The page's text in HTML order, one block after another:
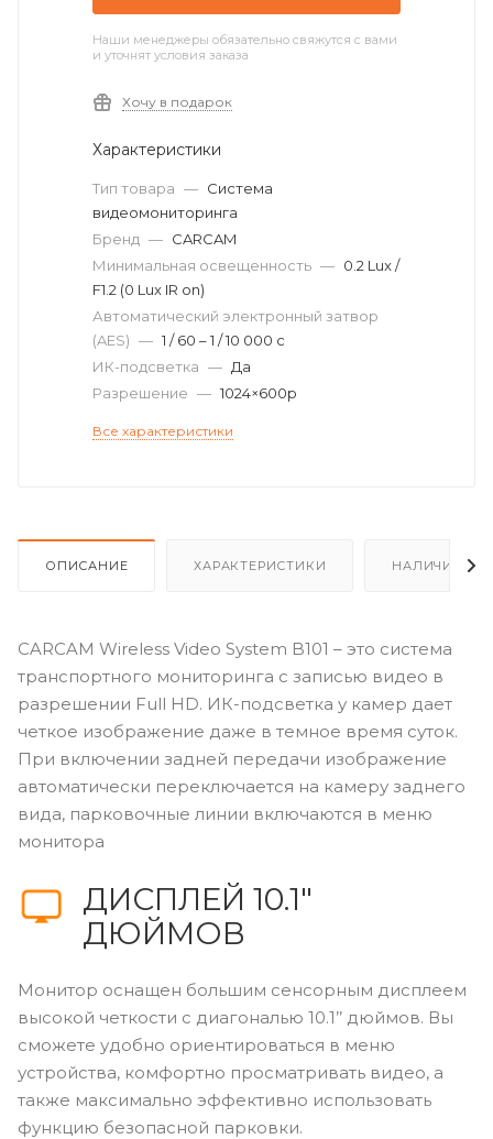
Наши менеджеры обязательно свяжутся с вами
и уточнят условия заказа
Хочу в подарок
Характеристики
Тип товара — Система
видеомониторинга
Бренд — CARCAM
Минимальная освещенность — 0.2 Lux /
F1.2 (0 Lux IR on)
Автоматический электронный затвор
(AES) — 1 / 60 – 1 / 10 000 с
ИК-подсветка — Да
Разрешение — 1024×600p
Все характеристики
ОПИСАНИЕ ХАРАКТЕРИСТИКИ НАЛИЧИЕ
CARCAM Wireless Video System B101 – это система
транспортного мониторинга с записью видео в
разрешении Full HD. ИК-подсветка у камер дает
четкое изображение даже в темное время суток.
При включении задней передачи изображение
автоматически переключается на камеру заднего
вида, парковочные линии включаются в меню
монитора
ДИСПЛЕЙ 10.1″
ДЮЙМОВ
Монитор оснащен большим сенсорным дисплеем
высокой четкости c диагональю 10.1’’ дюймов. Вы
сможете удобно ориентироваться в меню
устройства, комфортно просматривать видео, а
также максимально эффективно использовать
функцию безопасной парковки.